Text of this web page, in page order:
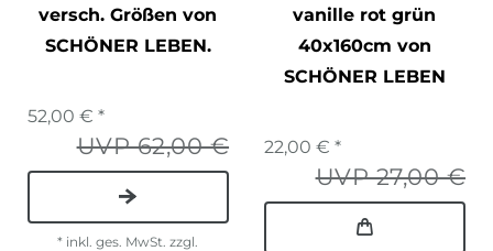
versch. Größen von
SCHÖNER LEBEN.
UVP 62,00 €
52,00 € *
* inkl. ges. MwSt. zzgl.
vanille rot grün
40x160cm von
SCHÖNER LEBEN
UVP 27,00 €
22,00 € *